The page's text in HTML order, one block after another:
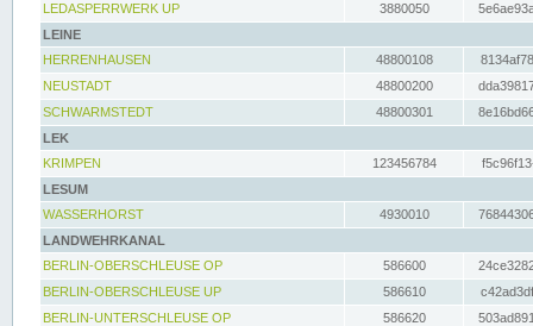
LEDASPERRWERK UP
3880050
LEINE
HERRENHAUSEN
48800108
NEUSTADT
48800200
SCHWARMSTEDT
48800301
LEK
KRIMPEN
123456784
LESUM
WASSERHORST
4930010
LANDWEHRKANAL
BERLIN-OBERSCHLEUSE OP
586600
BERLIN-OBERSCHLEUSE UP
586610
BERLIN-UNTERSCHLEUSE OP
586620